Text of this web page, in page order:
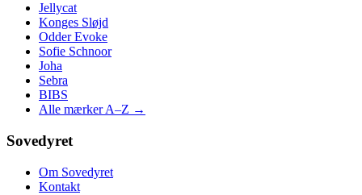
Jellycat
Konges Sløjd
Odder Evoke
Sofie Schnoor
Joha
Sebra
BIBS
Alle mærker A–Z →
Sovedyret
Om Sovedyret
Kontakt